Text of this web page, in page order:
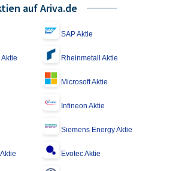
auf Ariva.de
SAP Aktie
Rheinmetall Aktie
Microsoft Aktie
Infineon Aktie
Siemens Energy Aktie
Evotec Aktie